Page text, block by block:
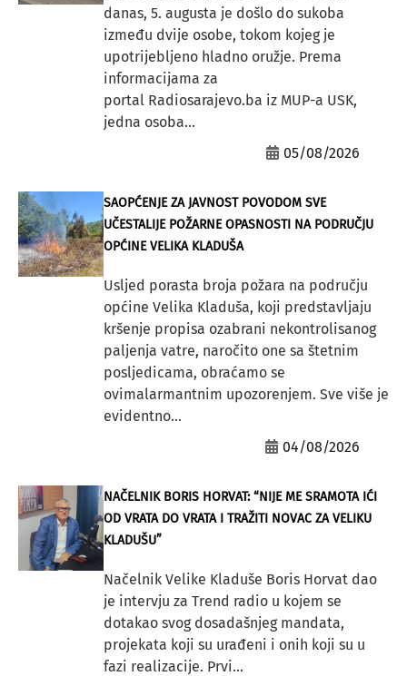
danas, 5. augusta je došlo do sukoba
između dvije osobe, tokom kojeg je
upotrijebljeno hladno oružje. Prema
informacijama za
portal Radiosarajevo.ba iz MUP-a USK,
jedna osoba...
05/08/2026
SAOPĆENJE ZA JAVNOST POVODOM SVE
UČESTALIJE POŽARNE OPASNOSTI NA PODRUČJU
OPĆINE VELIKA KLADUŠA
Usljed porasta broja požara na području
općine Velika Kladuša, koji predstavljaju
kršenje propisa ozabrani nekontrolisanog
paljenja vatre, naročito one sa štetnim
posljedicama, obraćamo se
ovimalarmantnim upozorenjem. Sve više je
evidentno...
04/08/2026
NAČELNIK BORIS HORVAT: “NIJE ME SRAMOTA IĆI
OD VRATA DO VRATA I TRAŽITI NOVAC ZA VELIKU
KLADUŠU”
Načelnik Velike Kladuše Boris Horvat dao
je intervju za Trend radio u kojem se
dotakao svog dosadašnjeg mandata,
projekata koji su urađeni i onih koji su u
fazi realizacije. Prvi...